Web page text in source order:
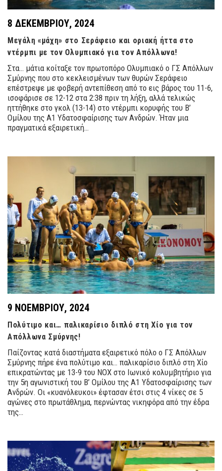
8 ΔΕΚΕΜΒΡΊΟΥ, 2024
Μεγάλη «μάχη» στο Σεράφειο και οριακή ήττα στο
ντέρμπι με τον Ολυμπιακό για τον Απόλλωνα!
Στα… μάτια κοίταξε τον πρωτοπόρο Ολυμπιακό ο ΓΣ Απόλλων
Σμύρνης που στο κεκλεισμένων των θυρών Σεράφειο
επέστρεψε με φοβερή αντεπίθεση από το εις βάρος του 11-6,
ισοφάρισε σε 12-12 στα 2:38 πριν τη λήξη, αλλά τελικώς
ηττήθηκε στο γκολ (13-14) στο ντέρμπι κορυφής του Β’
Ομίλου της Α1 Υδατοσφαίρισης των Ανδρών. Ήταν μια
πραγματικά εξαιρετική…
9 ΝΟΕΜΒΡΊΟΥ, 2024
Πολύτιμο και… παλικαρίσιο διπλό στη Χίο για τον
Απόλλωνα Σμύρνης!
Παίζοντας κατά διαστήματα εξαιρετικό πόλο ο ΓΣ Απόλλων
Σμύρνης πήρε ένα πολύτιμο και… παλικαρίσιο διπλό στη Χίο
επικρατώντας με 13-9 του ΝΟΧ στο Ιωνικό κολυμβητήριο για
την 5η αγωνιστική του Β’ Ομίλου της Α1 Υδατοσφαίρισης των
Ανδρών. Οι «κυανόλευκοι» έφτασαν έτσι στις 4 νίκες σε 5
αγώνες στο πρωτάθλημα, περνώντας νικηφόρα από την έδρα
της…